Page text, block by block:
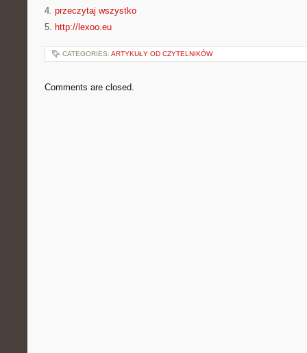
4. przeczytaj wszystko
5. http://lexoo.eu
CATEGORIES: ARTYKUŁY OD CZYTELNIKÓW
Comments are closed.